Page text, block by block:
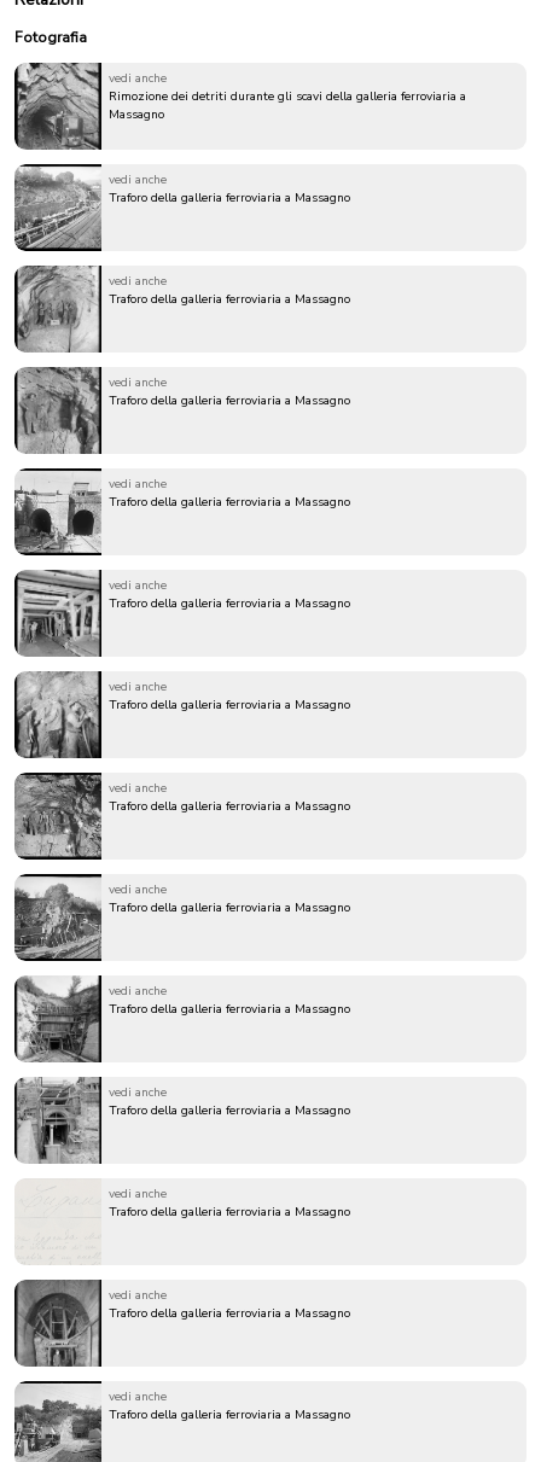
Fotografia
vedi anche
Rimozione dei detriti durante gli scavi della galleria ferroviaria a
Massagno
vedi anche
Traforo della galleria ferroviaria a Massagno
vedi anche
Traforo della galleria ferroviaria a Massagno
vedi anche
Traforo della galleria ferroviaria a Massagno
vedi anche
Traforo della galleria ferroviaria a Massagno
vedi anche
Traforo della galleria ferroviaria a Massagno
vedi anche
Traforo della galleria ferroviaria a Massagno
vedi anche
Traforo della galleria ferroviaria a Massagno
vedi anche
Traforo della galleria ferroviaria a Massagno
vedi anche
Traforo della galleria ferroviaria a Massagno
vedi anche
Traforo della galleria ferroviaria a Massagno
vedi anche
Traforo della galleria ferroviaria a Massagno
vedi anche
Traforo della galleria ferroviaria a Massagno
vedi anche
Traforo della galleria ferroviaria a Massagno